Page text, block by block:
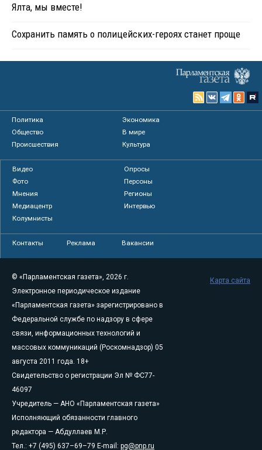
Ялта, мы вместе!
Сохранить память о полицейских-героях станет проще
Политика
Экономика
Общество
В мире
Происшествия
Культура
Видео
Опросы
Фото
Персоны
Мнения
Регионы
Медиацентр
Интервью
Колумнисты
Контакты Реклама Вакансии
© «Парламентская газета», 2026 г.
Электронное периодическое издание
«Парламентская газета» зарегистрировано в
Федеральной службе по надзору в сфере
связи, информационных технологий и
массовых коммуникаций (Роскомнадзор) 05
августа 2011 года. 18+
Свидетельство о регистрации Эл № ФС77-
46097
Учредитель — АНО «Парламентская газета»
Исполняющий обязанности главного
редактора — Абдуллаев М.Р.
Тел.: +7 (495) 637–69–79 E-mail: pg@pnp.ru
Карта сайта